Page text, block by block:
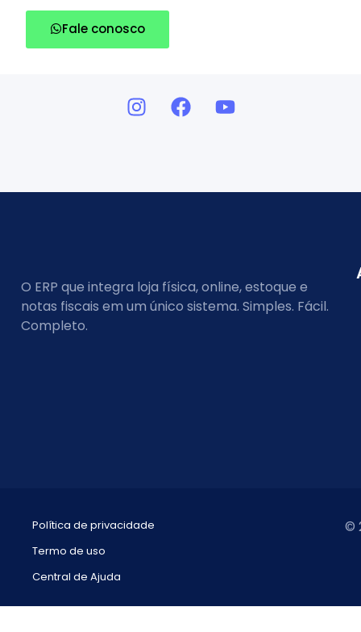
Fale conosco
O ERP que integra loja física, online, estoque e
notas fiscais em um único sistema. Simples. Fácil.
Completo.
Política de privacidade
Termo de uso
Central de Ajuda
©